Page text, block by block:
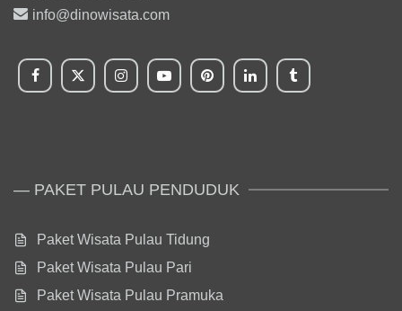
info@dinowisata.com
— PAKET PULAU PENDUDUK
Paket Wisata Pulau Tidung
Paket Wisata Pulau Pari
Paket Wisata Pulau Pramuka